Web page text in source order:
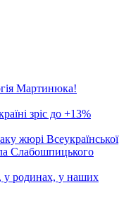
Мартинюка!
зріс до +13%
жюрі Всеукраїнської
Слабошпицького
у родинах, у наших